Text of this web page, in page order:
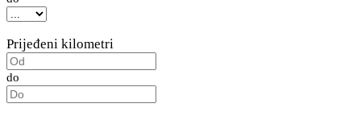
Prijeđeni kilometri
do